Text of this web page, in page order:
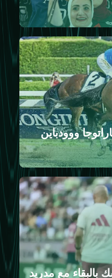
ووودباين
بالبقاء مع مدريد